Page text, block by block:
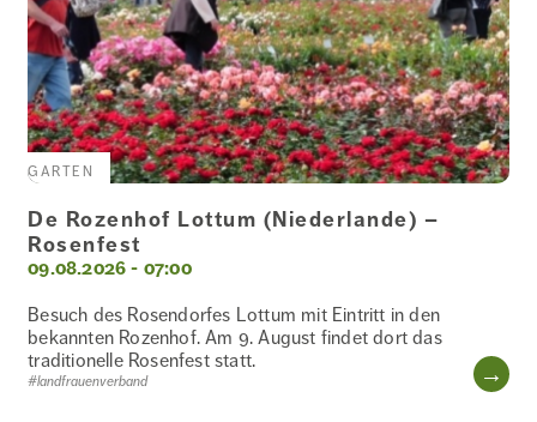
GARTEN
UND
HEIMATKUNDE
GARTEN
09.08.2026 - 07:00
De Rozenhof Lottum (Niederlande) –
Rosenfest
Besuch des Rosendorfes Lottum mit Eintritt in den
bekannten Rozenhof. Am 9. August findet dort das
traditionelle Rosenfest statt.
#landfrauenverband